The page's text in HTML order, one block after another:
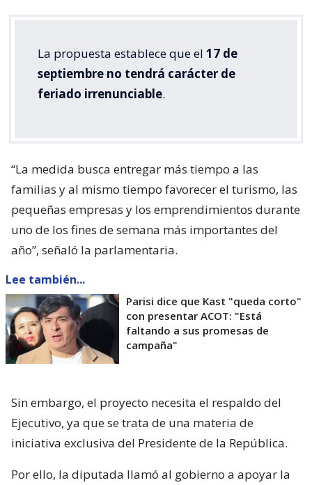
La propuesta establece que el 17 de
septiembre no tendrá carácter de
feriado irrenunciable.
“La medida busca entregar más tiempo a las
familias y al mismo tiempo favorecer el turismo, las
pequeñas empresas y los emprendimientos durante
uno de los fines de semana más importantes del
año”, señaló la parlamentaria.
Lee también...
Parisi dice que Kast "queda corto"
con presentar ACOT: "Está
faltando a sus promesas de
campaña"
Sin embargo, el proyecto necesita el respaldo del
Ejecutivo, ya que se trata de una materia de
iniciativa exclusiva del Presidente de la República.
Por ello, la diputada llamó al gobierno a apoyar la